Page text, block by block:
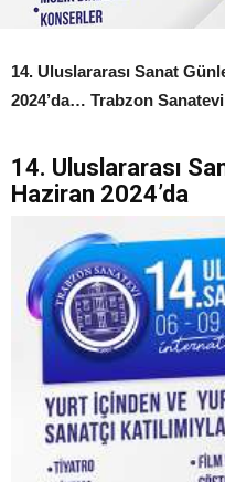
14. Uluslararası Sanat
2024’da… Trabzon
14. Uluslararası
Haziran 2024’da